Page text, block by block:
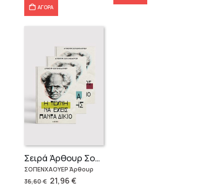
ΑΓΟΡΑ
Σειρά Άρθουρ Σοπενχάουερ (3 βιβλία)
ΣΟΠΕΝΧΑΟΥΕΡ Άρθουρ
36,60€ Original
21,96€Η